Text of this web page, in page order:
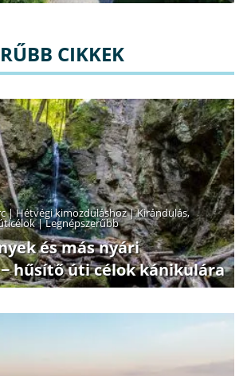
CIKKEK
|Hétvégi kimozduláshoz|Kirándulás,
|Legnépszerűbb
és más nyári
hűsítő úti célok kánikulára